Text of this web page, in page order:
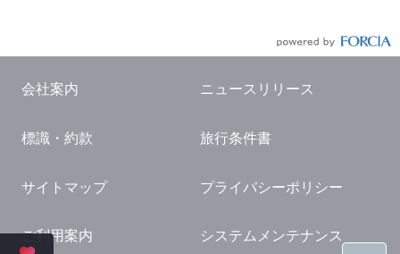
国内観光ガイド
旅行・観光情報
会社案内 ニュースリリース
標識・約款 旅行条件書
サイトマップ プライバシーポリシー
ご利用案内 システムメンテナンス